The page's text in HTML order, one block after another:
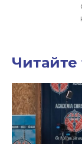
Читайте